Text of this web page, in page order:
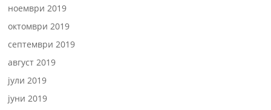
ноември 2019
октомври 2019
септември 2019
август 2019
јули 2019
јуни 2019